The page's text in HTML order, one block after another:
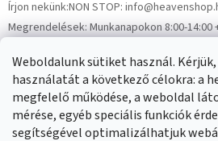
Weboldalunk sütiket használ.
használatát a következő célokra: a
megfelelő működése, a weboldal
mérése, egyéb speciális funkciók
segítségével optimalizálhatjuk
Írjon nekünk:NON STOP:
Megrendelések:Munkanapokon 8:00-14:00
FacebookHeavenShop.sk
Eredményeink